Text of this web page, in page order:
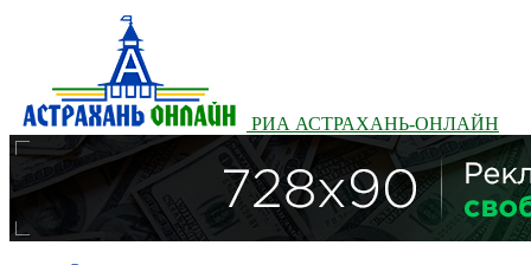
РИА АСТРАХАНЬ-ОНЛАЙН